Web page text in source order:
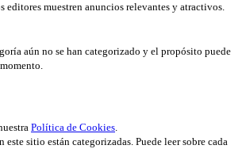
editores muestren anuncios relevantes y atractivos.
aún no se han categorizado y el propósito puede
Política de Cookies.
sitio están categorizadas. Puede leer sobre cada